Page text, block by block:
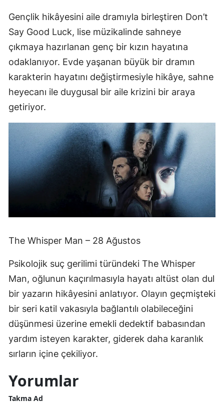
Gençlik hikâyesini aile dramıyla birleştiren Don’t
Say Good Luck, lise müzikalinde sahneye
çıkmaya hazırlanan genç bir kızın hayatına
odaklanıyor. Evde yaşanan büyük bir dramın
karakterin hayatını değiştirmesiyle hikâye, sahne
heyecanı ile duygusal bir aile krizini bir araya
getiriyor.
The Whisper Man – 28 Ağustos
Psikolojik suç gerilimi türündeki The Whisper
Man, oğlunun kaçırılmasıyla hayatı altüst olan dul
bir yazarın hikâyesini anlatıyor. Olayın geçmişteki
bir seri katil vakasıyla bağlantılı olabileceğini
düşünmesi üzerine emekli dedektif babasından
yardım isteyen karakter, giderek daha karanlık
sırların içine çekiliyor.
Yorumlar
Takma Ad